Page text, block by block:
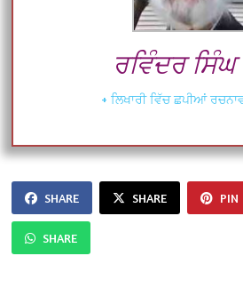
ਰਵਿੰਦਰ ਸਿੰਘ
+ ਲਿਖਾਰੀ ਵਿੱਚ ਛਪੀਆਂ
SHARE SHARE PIN
SHARE